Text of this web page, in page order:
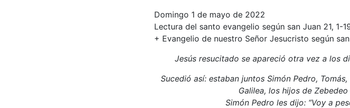
Domingo 1 de mayo de 2022
Lectura del santo evangelio según san Juan 21, 1-
+ Evangelio de nuestro Señor Jesucristo según san
Jesús resucitado se apareció otra vez a los
Sucedió así: estaban juntos Simón Pedro,
Galilea, los hijos de
Simón Pedro les dijo: “Voy a